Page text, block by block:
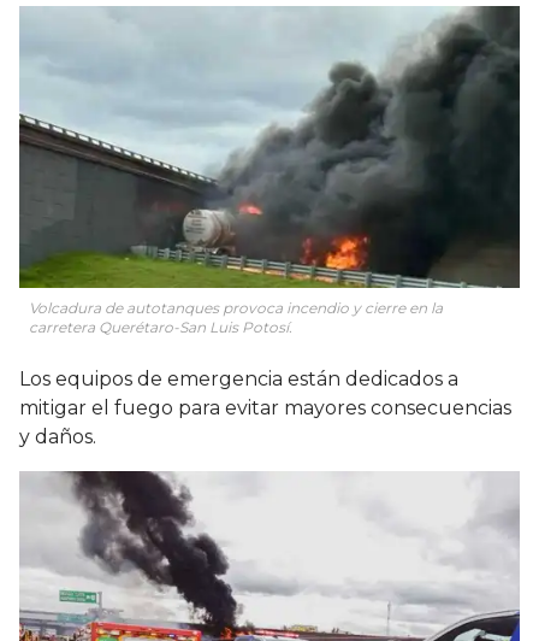
Volcadura de autotanques provoca incendio y cierre en la
carretera Querétaro-San Luis Potosí.
Los equipos de emergencia están dedicados a
mitigar el fuego para evitar mayores consecuencias
y daños.